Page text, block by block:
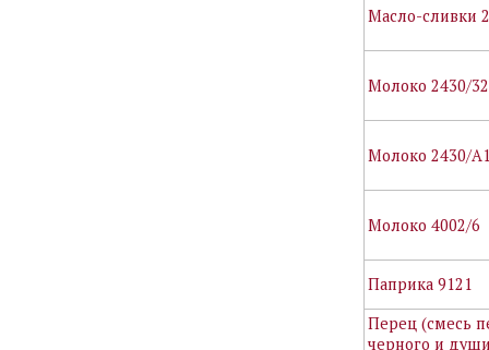
Масло-сливки
Молоко 2430/
Молоко 2430/
Молоко 4002/6
Паприка 9121
Перец (смесь
черного и